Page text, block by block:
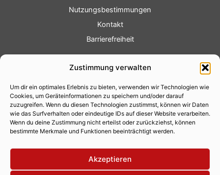
Zustimmung verwalten
Um dir ein optimales Erlebnis zu bieten, verwenden wir Technologien wie
Cookies, um Geräteinformationen zu speichern und/oder darauf
zuzugreifen. Wenn du diesen Technologien zustimmst, können wir Daten
wie das Surfverhalten oder eindeutige IDs auf dieser Website verarbeiten.
Wenn du deine Zustimmung nicht erteilst oder zurückziehst, können
bestimmte Merkmale und Funktionen beeinträchtigt werden.
Akzeptieren
Nutzungsbestimmungen
Kontakt
Barrierefreiheit
Fotoservice
Videoservice
Werbung
Contenterstellung
Lokalnachrichten
Lokalfernsehen
Eventkalender